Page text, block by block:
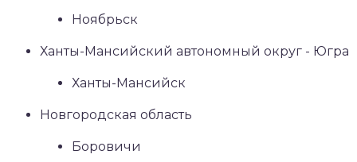
Ноябрьск
Ханты-Мансийский автономный округ - Югра
Ханты-Мансийск
Новгородская область
Боровичи